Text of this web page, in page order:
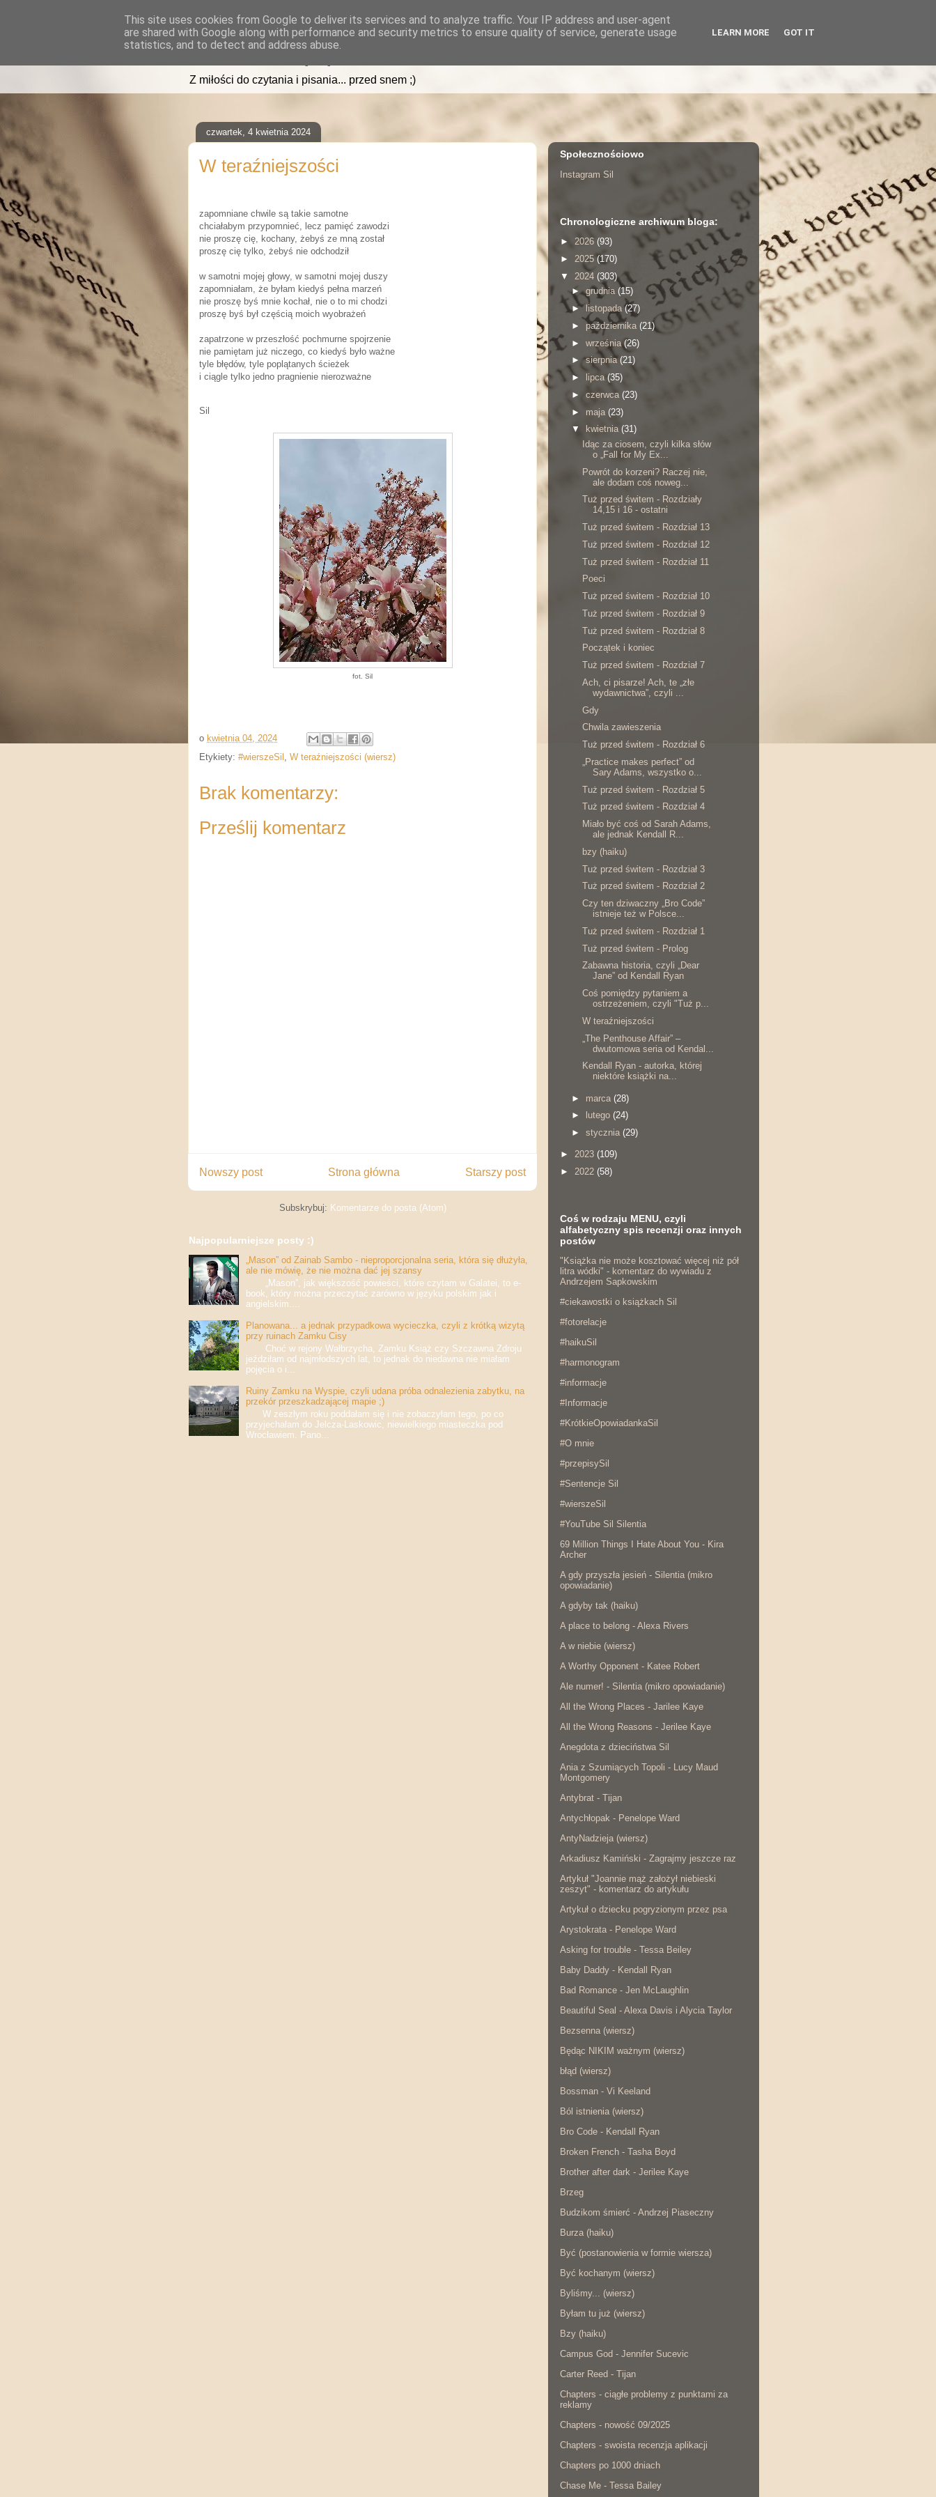
read2sleep.pl
Z miłości do czytania i pisania... przed snem ;)
czwartek, 4 kwietnia 2024
W teraźniejszości
zapomniane chwile są takie samotne
chciałabym przypomnieć, lecz pamięć zawodzi
nie proszę cię, kochany, żebyś ze mną został
proszę cię tylko, żebyś nie odchodził
w samotni mojej głowy, w samotni mojej duszy
zapomniałam, że byłam kiedyś pełna marzeń
nie proszę byś mnie kochał, nie o to mi chodzi
proszę byś był częścią moich wyobrażeń
zapatrzone w przeszłość pochmurne spojrzenie
nie pamiętam już niczego, co kiedyś było ważne
tyle błędów, tyle poplątanych ścieżek
i ciągle tylko jedno pragnienie nierozważne
Sil
fot. Sil
o kwietnia 04, 2024
Etykiety: #wierszeSil W teraźniejszości (wiersz)
Brak komentarzy:
Prześlij komentarz
Nowszy post Starszy post
Strona główna
Subskrybuj: Komentarze do posta (Atom)
Najpopularniejsze posty :)
„Mason” od Zainab Sambo - nieproporcjonalna seria, która się dłużyła,
ale nie mówię, że nie można dać jej szansy
„Mason”, jak większość powieści, które czytam w Galatei, to e-
book, który można przeczytać zarówno w języku polskim jak i
angielskim....
Planowana... a jednak przypadkowa wycieczka, czyli z krótką wizytą
przy ruinach Zamku Cisy
Choć w rejony Wałbrzycha, Zamku Książ czy Szczawna Zdroju
jeździłam od najmłodszych lat, to jednak do niedawna nie miałam
pojęcia o i...
Ruiny Zamku na Wyspie, czyli udana próba odnalezienia zabytku, na
przekór przeszkadzającej mapie ;)
W zeszłym roku poddałam się i nie zobaczyłam tego, po co
przyjechałam do Jelcza-Laskowic, niewielkiego miasteczka pod
Wrocławiem. Pano...
Społecznościowo
Instagram Sil
Chronologiczne archiwum bloga:
► 2026 (93)
► 2025(170)
▼ 2024 (303)
►grudnia (15)
► listopada(27)
► października (21)
► września(26)
►sierpnia(21)
►
lipca (35)
► czerwca (23)
► maja (23)
▼
kwietnia (31)
Idąc za ciosem, czyli kilka słów
o „Fall for My Ex...
Powrót do korzeni? Raczej nie,
ale dodam coś noweg...
Tuż przed świtem - Rozdziały
14,15 i 16 - ostatni
Tuż przed świtem - Rozdział 13
Tuż przed świtem - Rozdział 12
Tuż przed świtem - Rozdział 11
Poeci
Tuż przed świtem - Rozdział 10
Tuż przed świtem - Rozdział 9
Tuż przed świtem - Rozdział 8
Początek i koniec
Tuż przed świtem - Rozdział 7
Ach, ci pisarze! Ach, te „złe
wydawnictwa”, czyli ...
Gdy
Chwila zawieszenia
Tuż przed świtem - Rozdział 6
„Practice makes perfect” od
Sary Adams, wszystko o...
Tuż przed świtem - Rozdział 5
Tuż przed świtem - Rozdział 4
Miało być coś od Sarah Adams,
ale jednak Kendall R...
bzy (haiku)
Tuż przed świtem - Rozdział 3
Tuż przed świtem - Rozdział 2
Czy ten dziwaczny „Bro Code”
istnieje też w Polsce...
Tuż przed świtem - Rozdział 1
Tuż przed świtem - Prolog
Zabawna historia, czyli „Dear
Jane” od Kendall Ryan
Coś pomiędzy pytaniem a
ostrzeżeniem, czyli "Tuż p...
W teraźniejszości
„The Penthouse Affair” –
dwutomowa seria od Kendal...
Kendall Ryan - autorka, której
niektóre książki na...
► marca (28)
►
lutego (24)
► stycznia (29)
► 2023 (109)
► 2022 (58)
Coś w rodzaju MENU, czyli
alfabetyczny spis recenzji oraz innych
postów
"Książka nie może kosztować więcej niż pół
litra wódki" - komentarz do wywiadu z
Andrzejem Sapkowskim
#ciekawostki o książkach Sil
#fotorelacje
#haikuSil
#harmonogram
#informacje
#Informacje
#KrótkieOpowiadankaSil
#O mnie
#przepisySil
#Sentencje Sil
#wierszeSil
#YouTube Sil Silentia
69 Million Things I Hate About You - Kira
Archer
A gdy przyszła jesień - Silentia (mikro
opowiadanie)
A gdyby tak (haiku)
A place to belong - Alexa Rivers
A w niebie (wiersz)
A Worthy Opponent - Katee Robert
Ale numer! - Silentia (mikro opowiadanie)
All the Wrong Places - Jarilee Kaye
All the Wrong Reasons - Jerilee Kaye
Anegdota z dzieciństwa Sil
Ania z Szumiących Topoli - Lucy Maud
Montgomery
Antybrat - Tijan
Antychłopak - Penelope Ward
AntyNadzieja (wiersz)
Arkadiusz Kamiński - Zagrajmy jeszcze raz
Artykuł "Joannie mąż założył niebieski
zeszyt" - komentarz do artykułu
Artykuł o dziecku pogryzionym przez psa
Arystokrata - Penelope Ward
Asking for trouble - Tessa Beiley
Baby Daddy - Kendall Ryan
Bad Romance - Jen McLaughlin
Beautiful Seal - Alexa Davis i Alycia Taylor
Bezsenna (wiersz)
Będąc NIKIM ważnym (wiersz)
błąd (wiersz)
Bossman - Vi Keeland
Ból istnienia (wiersz)
Bro Code - Kendall Ryan
Broken French - Tasha Boyd
Brother after dark - Jerilee Kaye
Brzeg
Budzikom śmierć - Andrzej Piaseczny
Burza (haiku)
Być (postanowienia w formie wiersza)
Być kochanym (wiersz)
Byliśmy... (wiersz)
Byłam tu już (wiersz)
Bzy (haiku)
Campus God - Jennifer Sucevic
Carter Reed - Tijan
Chapters - ciągłe problemy z punktami za
reklamy
Chapters - nowość 09/2025
Chapters - swoista recenzja aplikacji
Chapters po 1000 dniach
Chase Me - Tessa Bailey
This site uses cookies from Google to deliver its services and to analyze traffic. Your IP address and user-agent
are shared with Google along with performance and security metrics to ensure quality of service, generate usage
statistics, and to detect and address abuse.
LEARN MORE GOT IT